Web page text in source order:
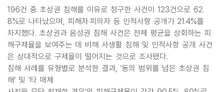
196건 중 초상권 침해를 이유로 청구한 사건이 123건으로 62.
8%로 나타났으며, 피해자·피의자 등 인적사항 공개가 21.4%를
차지했다. 초상권과 음성권 침해 사건은 전체 평균을 상회하는 피
해구제율을 보여주는 데 비해 사생활 침해 및 인적사항 공개 사건
은 상대적으로 구제율이 떨어지는 것으로 조사됐다.
침해 사례를 유형별로 분석한 결과, '동의 범위를 넘은 초상권 침
해' 및 '타 매체